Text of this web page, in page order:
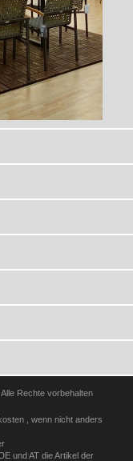
Rechte vorbehalten
, wenn nicht anders
und AT die Artikel der